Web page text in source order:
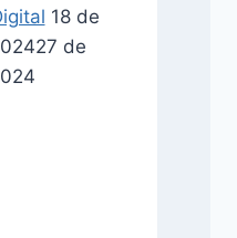
18 de
27 de